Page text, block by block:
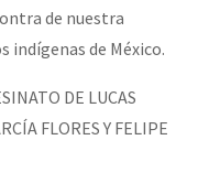
de nuestra
indígenas de México.
DE LUCAS
FLORES Y FELIPE